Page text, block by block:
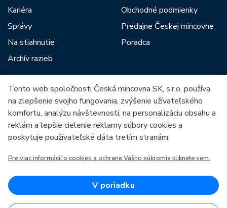
Kariéra
Správy
Na stiahnutie
Archív razieb
Obchodné podmienky
Predajne Českej mincovne
Poradca
Medzi našich partnerov patria:
Európska únia
OP Podnikanie a inovácie pre konkurencieschopnosť
Európsky fond pre regionálny rozvoj
Tento web spoločnosti Česká mincovna SK, s.r.o. používa
na zlepšenie svojho fungovania, zvýšenie užívateľského
komfortu, analýzu návštevnosti, na personalizáciu obsahu a
reklám a lepšie cielenie reklamy súbory cookies a
poskytuje používateľské dáta tretím stranám.
Pre viac informácií o cookies a ochrane Vášho súkromia kliknete sem.
V poriadku